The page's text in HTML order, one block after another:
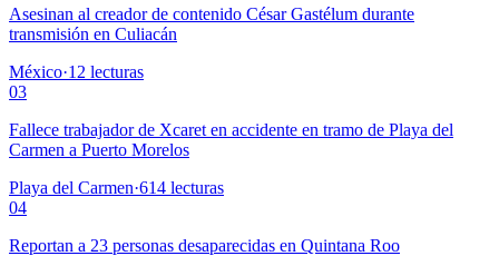
Asesinan al creador de contenido César Gastélum durante
transmisión en Culiacán
México·12 lecturas
03
Fallece trabajador de Xcaret en accidente en tramo de Playa del
Carmen a Puerto Morelos
Playa del Carmen·614 lecturas
04
Reportan a 23 personas desaparecidas en Quintana Roo